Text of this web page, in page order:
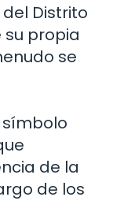
Distrito
propia
se
símbolo
de la
de los